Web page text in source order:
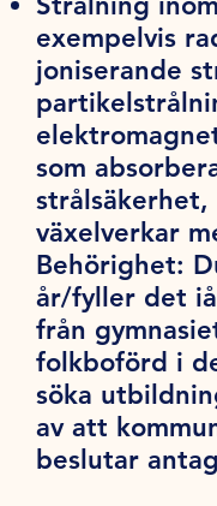
exempelvis
joniserande
som
växelverkar
Behörighet:
år/fyller det
från
folkboförd i
söka
av att
beslutar